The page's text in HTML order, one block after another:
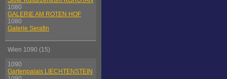
1080
GALERIE AM ROTEN HOF
1080
Galerie Serafin
Wien 1090 (15)
1090
Gartenpalais LIECHTENSTEIN